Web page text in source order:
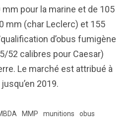
pour la marine et de 105
mm (char Leclerc) et 155
d’obus fumigène
52 calibres pour Caesar)
Le marché est attribué à
2019.
MMP munitions obus